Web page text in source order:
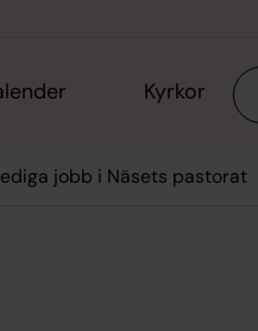
Kyrkor Sök
jobb i Näsets pastorat